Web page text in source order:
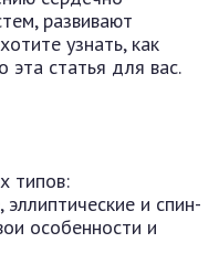
развивают
узнать, как
эта статья для вас.
типов:
эллиптические и спин-
особенности и